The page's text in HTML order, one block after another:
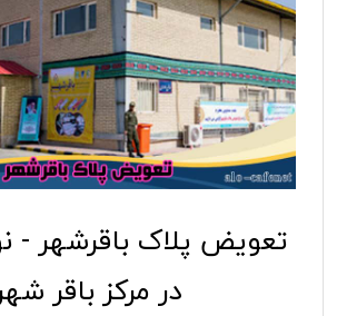
تعویض پلاک باقرشهر
در مرکز باقر